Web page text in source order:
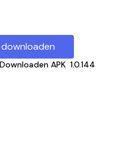
downloaden
Downloaden APK 1.0.144